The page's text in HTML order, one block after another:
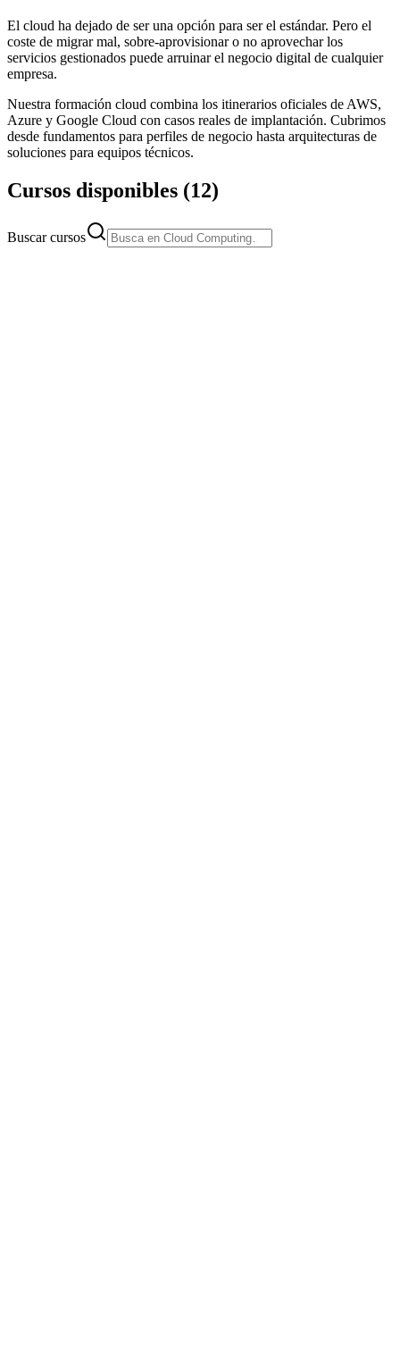
El cloud ha dejado de ser una opción para ser el estándar. Pero el
coste de migrar mal, sobre-aprovisionar o no aprovechar los
servicios gestionados puede arruinar el negocio digital de cualquier
empresa.
Nuestra formación cloud combina los itinerarios oficiales de AWS,
Azure y Google Cloud con casos reales de implantación. Cubrimos
desde fundamentos para perfiles de negocio hasta arquitecturas de
soluciones para equipos técnicos.
Cursos disponibles (12)
Buscar cursos